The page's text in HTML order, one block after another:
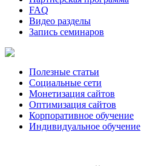
FAQ
Видео разделы
Запись семинаров
Полезные статьи
Социальные сети
Монетизация сайтов
Оптимизация сайтов
Корпоративное обучение
Индивидуальное обучение